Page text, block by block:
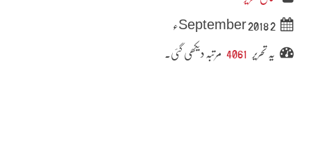
2 September 2018ء
یہ تحریر 4061 مرتبہ دیکھی گئی۔